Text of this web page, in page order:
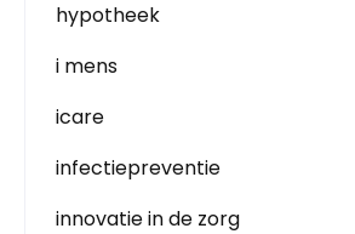
hypotheek
i mens
icare
infectiepreventie
innovatie in de zorg